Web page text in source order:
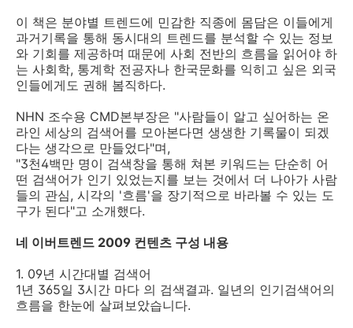
이 책은 분야별 트렌드에 민감한 직종에 몸담은 이들에게
과거기록을 통해 동시대의 트렌드를 분석할 수 있는 정보
와 기회를 제공하며 때문에 사회 전반의 흐름을 읽어야 하
는 사회학, 통계학 전공자나 한국문화를 익히고 싶은 외국
인들에게도 권해 봄직하다.
NHN 조수용 CMD본부장은 "사람들이 알고 싶어하는 온
라인 세상의 검색어를 모아본다면 생생한 기록물이 되겠
다는 생각으로 만들었다"며,
"3천4백만 명이 검색창을 통해 쳐본 키워드는 단순히 어
떤 검색어가 인기 있었는지를 보는 것에서 더 나아가 사람
들의 관심, 시각의 '흐름'을 장기적으로 바라볼 수 있는 도
구가 된다"고 소개했다.
네 이버트렌드 2009 컨텐츠 구성 내용
1. 09년 시간대별 검색어
1년 365일 3시간 마다 의 검색결과. 일년의 인기검색어의
흐름을 한눈에 살펴보았습니다.